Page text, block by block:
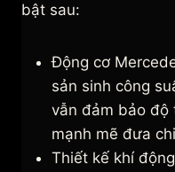
bật sau:
Động cơ
sản sinh công
vẫn đảm bảo độ
mạnh mẽ đưa
Thiết kế khí